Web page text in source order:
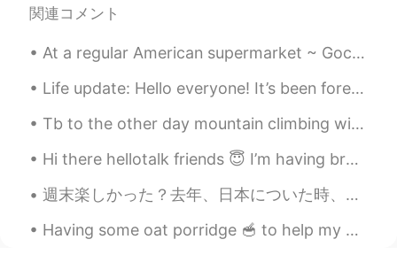
関連コメント
At a regular American supermarket ~ Gochujang, Pocky, Bulgogi sauce, seaweed snack and Hello Pand...
Life update: Hello everyone! It’s been forever since I have been on HelloTalk so I thought I’d p...
Tb to the other day mountain climbing with my family in my local area. Have you ever climbed a ...
Hi there hellotalk friends 😇 I’m having breakfast 🧇 Are you ready for bed ye? If not let’s int...
週末楽しかった？去年、日本についた時、たくさんの英語先生と富士山を登りました！それは忘れられない思い出になりました。今日は昔の友達と日野山を山登りすると決めました！昨日雨が降ったので歩き道はツル...
Having some oat porridge 🥣 to help my health. My stomach hurts a bit and I can’t sleep well 🥲. ...